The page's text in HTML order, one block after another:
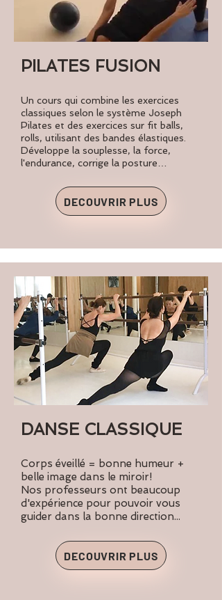
PILATES FUSION
Un cours qui combine les exercices
classiques selon le système Joseph
Pilates et des exercices sur fit balls,
rolls, utilisant des bandes élastiques.
Développe la souplesse, la force,
l'endurance, corrige la posture…
DECOUVRIR PLUS
DANSE CLASSIQUE
Corps éveillé = bonne humeur +
belle image dans le miroir!
Nos professeurs ont beaucoup
d'expérience pour pouvoir vous
guider dans la bonne direction...
DECOUVRIR PLUS